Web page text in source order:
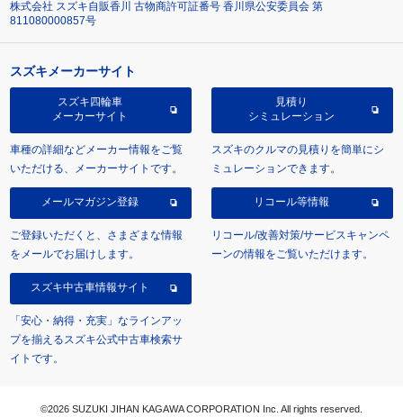
株式会社 スズキ自販香川 古物商許可証番号 香川県公安委員会 第
811080000857号
スズキメーカーサイト
スズキ四輪車
メーカーサイト
車種の詳細などメーカー情報をご覧
いただける、メーカーサイトです。
見積り
シミュレーション
スズキのクルマの見積りを簡単にシ
ミュレーションできます。
メールマガジン登録
ご登録いただくと、さまざまな情報
をメールでお届けします。
リコール等情報
リコール/改善対策/サービスキャンペ
ーンの情報をご覧いただけます。
スズキ中古車情報サイト
「安心・納得・充実」なラインアッ
プを揃えるスズキ公式中古車検索サ
イトです。
©2026 SUZUKI JIHAN KAGAWA CORPORATION Inc. All rights reserved.